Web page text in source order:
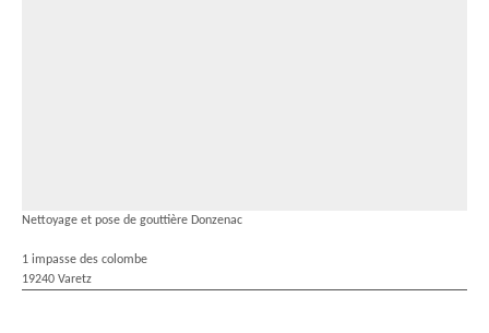
Nettoyage et pose de gouttière Donzenac
1 impasse des colombe
19240 Varetz